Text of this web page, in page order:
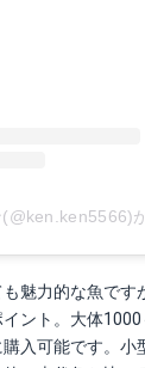
(@ken.ken5566)
魅力的な魚です
ント。大体
入可能です。小